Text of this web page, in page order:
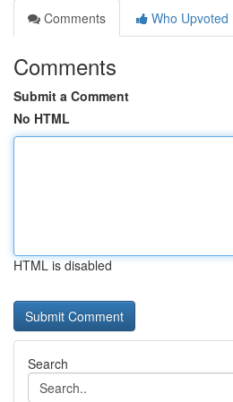
Comments
Who Upvoted
Comments
Submit a Comment
No HTML
HTML is disabled
Search